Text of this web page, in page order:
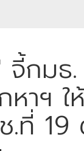
จี้กมธ
าฯ ใ
.ที่